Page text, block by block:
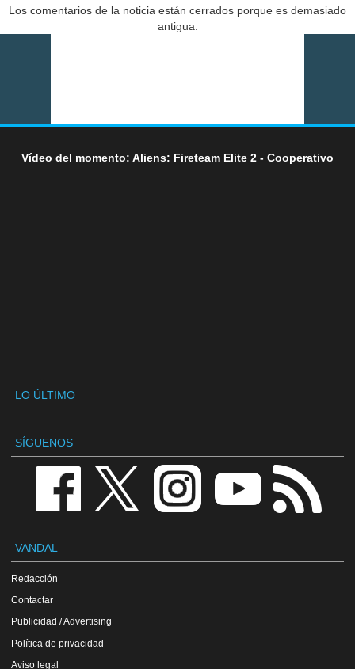
Los comentarios de la noticia están cerrados porque es demasiado
antigua.
Vídeo del momento: Aliens: Fireteam Elite 2 - Cooperativo
LO ÚLTIMO
SÍGUENOS
VANDAL
Redacción
Contactar
Publicidad / Advertising
Política de privacidad
Aviso legal